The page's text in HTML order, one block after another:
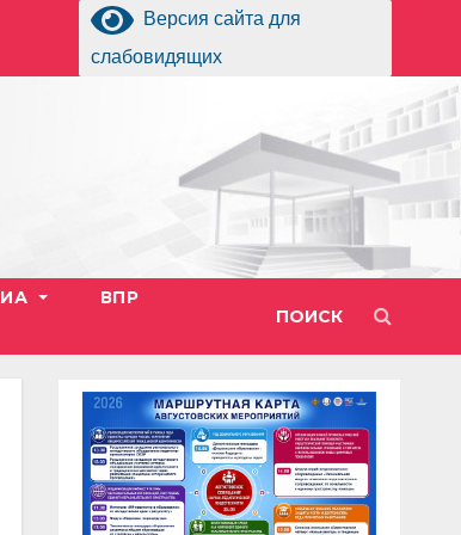
Версия сайта для
слабовидящих
ПОИСК
ВПР